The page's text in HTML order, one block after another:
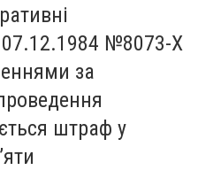
№8073-Х
за
штраф у